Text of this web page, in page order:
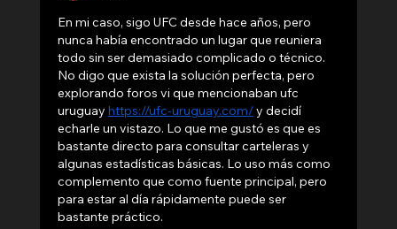
En mi caso, sigo UFC desde hace años, pero
nunca había encontrado un lugar que reuniera
todo sin ser demasiado complicado o técnico.
No digo que exista la solución perfecta, pero
explorando foros vi que mencionaban ufc
uruguay https://ufc-uruguay.com/ y decidí
echarle un vistazo. Lo que me gustó es que es
bastante directo para consultar carteleras y
algunas estadísticas básicas. Lo uso más como
complemento que como fuente principal, pero
para estar al día rápidamente puede ser
bastante práctico.